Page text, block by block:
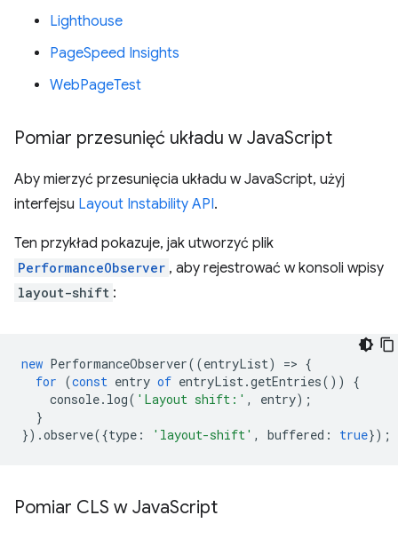
Lighthouse
PageSpeed Insights
WebPageTest
Pomiar przesunięć układu w JavaScript
Aby mierzyć przesunięcia układu w JavaScript, użyj
interfejsu Layout Instability API.
Ten przykład pokazuje, jak utworzyć plik
PerformanceObserver , aby rejestrować w konsoli wpisy
layout-shift :
new PerformanceObserver((entryList) => {
for (const entry of entryList.getEntries())
{
console. log( 'Layout shift:' , entry);
}
}).observe({type : 'layout-shift' , buffered : true});
Pomiar CLS w JavaScript